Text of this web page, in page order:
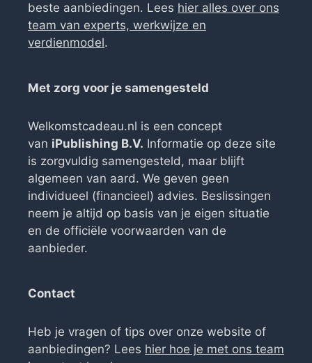
beste aanbiedingen. Lees hier alles over ons
team van experts, werkwijze en
verdienmodel.
Met zorg voor je samengesteld
Welkomstcadeau.nl is een concept
van iPublishing B.V. Informatie op deze site
is zorgvuldig samengesteld, maar blijft
algemeen van aard. We geven geen
individueel (financieel) advies. Beslissingen
neem je altijd op basis van je eigen situatie
en de officiële voorwaarden van de
aanbieder.
Contact
Heb je vragen of tips over onze website of
aanbiedingen? Lees hier hoe je met ons team